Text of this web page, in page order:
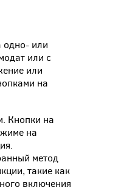
одно- или
или с
или
на
Кнопки на
на
метод
такие как
включения